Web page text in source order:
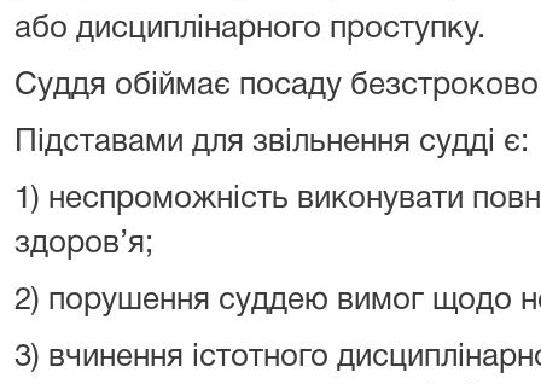
або дисциплінарного проступку.
Суддя обіймає посаду
Підставами для звільнення судді є:
1) неспроможність виконувати
здоров’я;
2) порушення суддею вимог щодо
3) вчинення істотного